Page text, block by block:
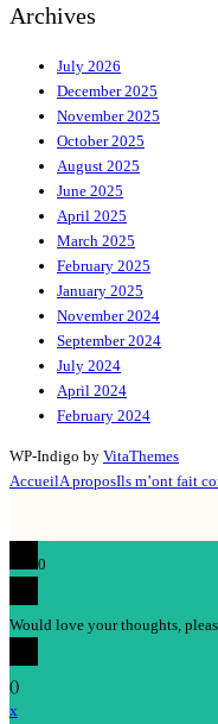
Archives
July 2026
December 2025
November 2025
October 2025
August 2025
June 2025
April 2025
March 2025
February 2025
January 2025
November 2024
September 2024
July 2024
April 2024
February 2024
WP-Indigo by VitaThemes
AccueilA proposIls m’ont fait
0
Would love your thoughts,
()
x